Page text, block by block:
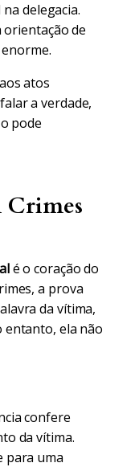
delegacia.
de
atos
a verdade,
pode
Crimes
é o coração do
a prova
da vítima,
entanto, ela não
confere
da vítima.
para uma